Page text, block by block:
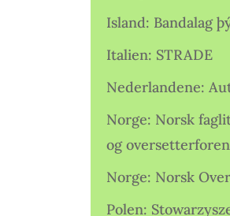
Island: Bandalag
Italien: STRADE
Nederlandene:
Norge: Norsk
og
Norge: Norsk
Polen: